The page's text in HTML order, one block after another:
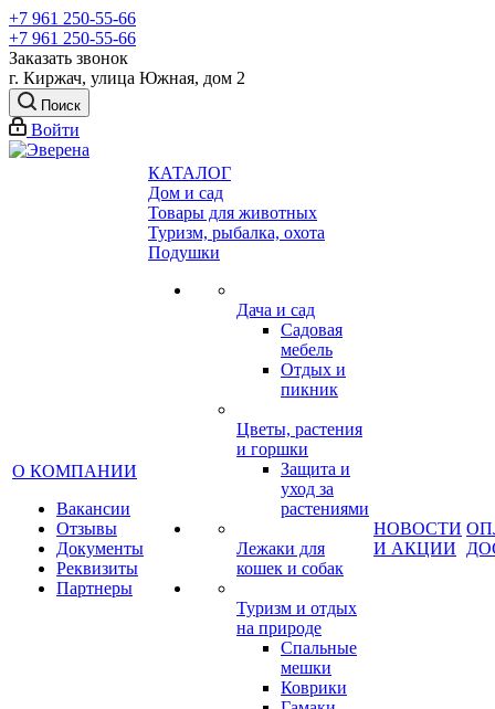
+7 961 250-55-66
+7 961 250-55-66
Заказать звонок
г. Киржач, улица Южная, дом 2
Поиск
Войти
О КОМПАНИИ
Вакансии
Отзывы
Документы
Реквизиты
Партнеры
КАТАЛОГ
Дом и сад
Товары для животных
Туризм, рыбалка, охота
Подушки
Дача и сад
Садовая
мебель
Отдых и
пикник
Цветы, растения
и горшки
Защита и
уход за
растениями
Лежаки для
кошек и собак
Туризм и отдых
на природе
Спальные
мешки
Коврики
НОВОСТИ
И АКЦИИ